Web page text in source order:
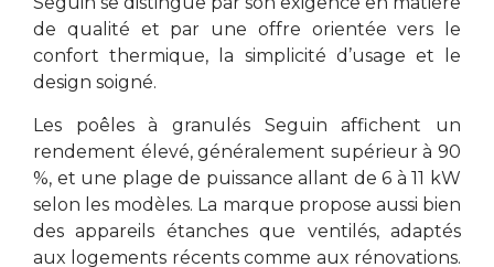
de qualité et par une offre orientée vers le
confort thermique, la simplicité d’usage et le
design soigné.
Les poêles à granulés Seguin affichent un
rendement élevé, généralement supérieur à 90
%, et une plage de puissance allant de 6 à 11 kW
selon les modèles. La marque propose aussi bien
des appareils étanches que ventilés, adaptés
aux logements récents comme aux rénovations.